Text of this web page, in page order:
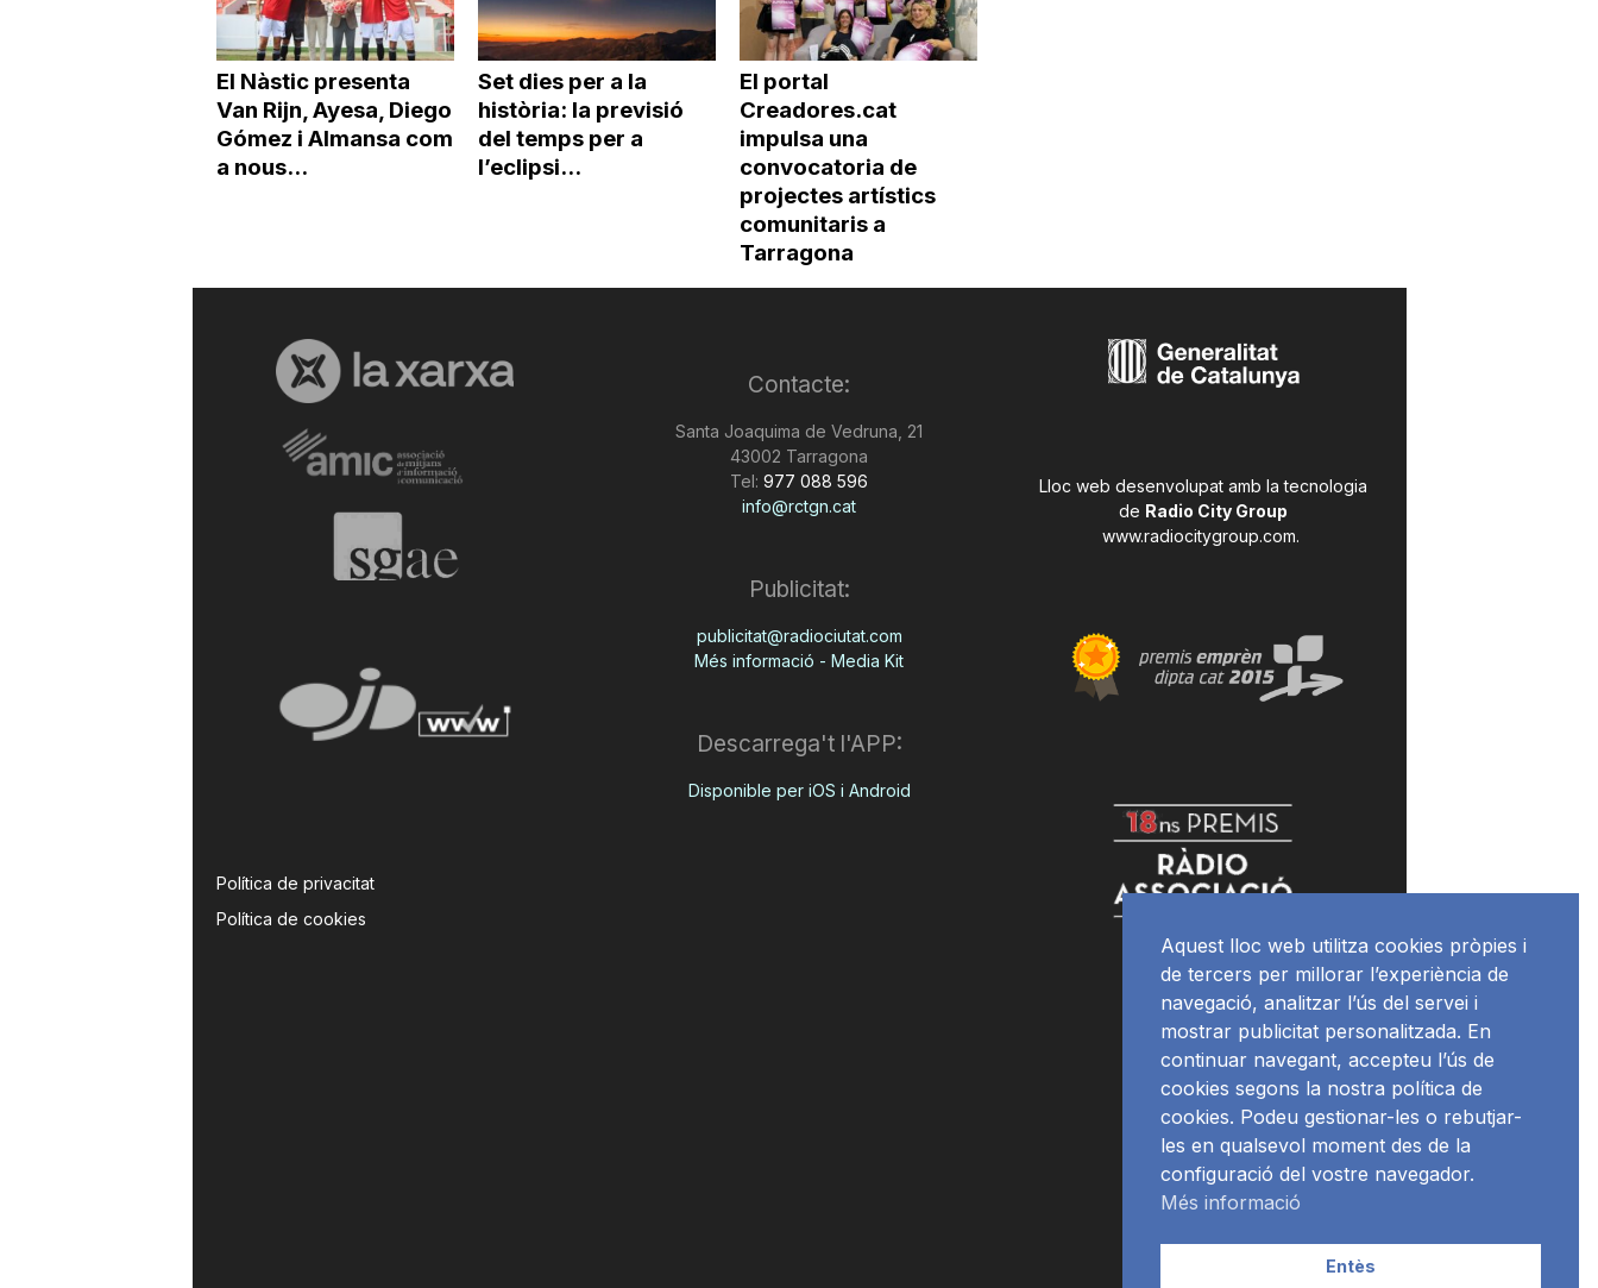
El Nàstic presenta
Van Rijn, Ayesa, Diego
Gómez i Almansa com
a nous...
Set dies per a la
història: la previsió
del temps per a
l’eclipsi...
El portal
Creadores.cat
impulsa una
convocatoria de
projectes artístics
comunitaris a
Tarragona
Política de privacitat
Política de cookies
Contacte:
Santa Joaquima de Vedruna, 21
43002 Tarragona
Tel: 977 088 596
info@rctgn.cat
Publicitat:
publicitat@radiociutat.com
Més informació - Media Kit
Descarrega't l'APP:
Disponible per iOS i Android
Lloc web desenvolupat amb la tecnologia
de Radio City Group
www.radiocitygroup.com.
Aquest lloc web utilitza cookies pròpies i
de tercers per millorar l’experiència de
navegació, analitzar l’ús del servei i
mostrar publicitat personalitzada. En
continuar navegant, accepteu l’ús de
cookies segons la nostra política de
cookies. Podeu gestionar-les o rebutjar-
les en qualsevol moment des de la
configuració del vostre navegador.
Més informació
Entès